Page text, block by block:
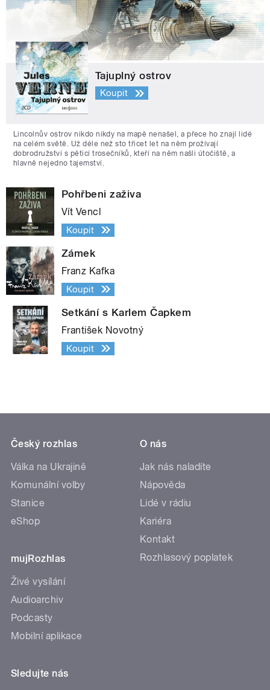
Tajuplný ostrov
Koupit
Lincolnův ostrov nikdo nikdy na mapě nenašel, a přece ho znají lidé
na celém světě. Už déle než sto třicet let na něm prožívají
dobrodružství s pěticí trosečníků, kteří na něm našli útočiště, a
hlavně nejedno tajemství.
Pohřbeni zaživa
Vít Vencl
Koupit
Zámek
Franz Kafka
Koupit
Setkání s Karlem Čapkem
František Novotný
Koupit
Český rozhlas
Válka na Ukrajině
Komunální volby
Stanice
eShop
mujRozhlas
Živé vysílání
Audioarchiv
Podcasty
Mobilní aplikace
O nás
Jak nás naladíte
Nápověda
Lidé v rádiu
Kariéra
Kontakt
Rozhlasový poplatek
Sledujte nás